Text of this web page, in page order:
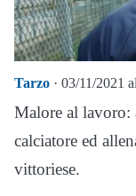
Tarzo · 03/11/2021
Malore al lavoro:
calciatore ed
vittoriese.